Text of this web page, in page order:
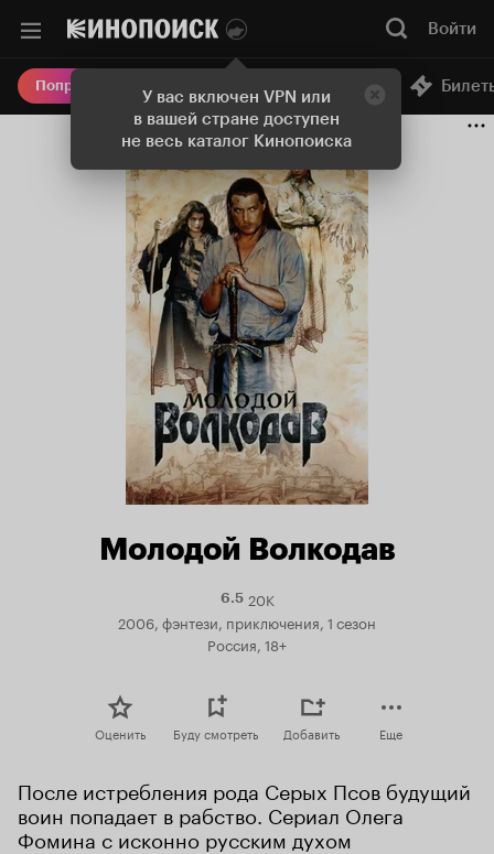
У вас включен VPN или
в вашей стране доступен
не весь каталог Кинопоиска
Войти
Попробовать Плюс Онлайн-кинотеатр
Молодой Волкодав
6.5Рейтинг
6.5
20K
2006, фэнтези, приключения, 1 сезон
Россия, 18+
Оценить Буду смотреть Добавить Еще
После истребления рода Серых Псов будущий
воин попадает в рабство. Сериал Олега
Фомина с исконно русским духом